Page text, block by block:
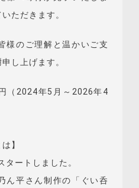
ただきます。
様のご理解と温かいご支
し上げます。
（2024年5月～2026年4
】
ートしました。
ん平さん制作の「ぐい呑